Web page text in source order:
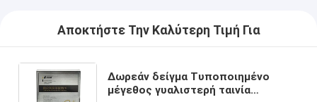
Αποκτήστε Την Καλύτερη Τιμή Για
Δωρεάν δείγμα Τυποποιημένο
μέγεθος γυαλιστερή ταινία